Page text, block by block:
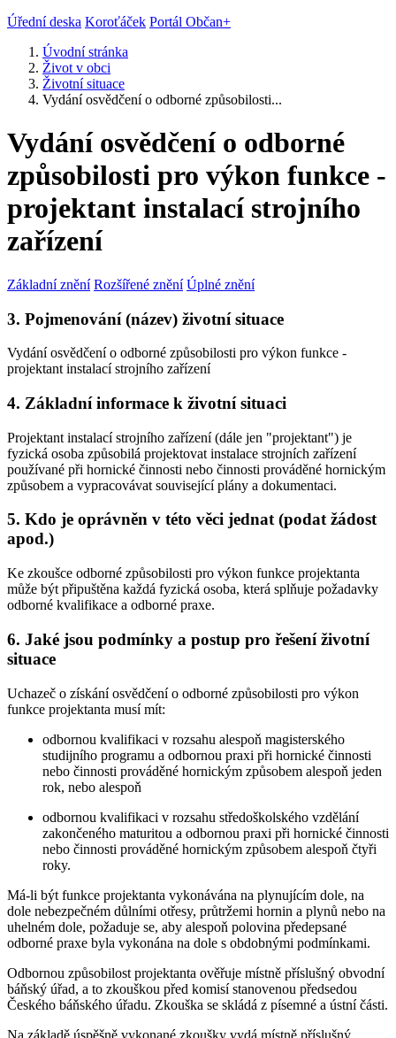
Úřední deska Koroťáček Portál Občan+
Úvodní stránka
Život v obci
Životní situace
Vydání osvědčení o odborné způsobilosti...
Vydání osvědčení o odborné
způsobilosti pro výkon funkce -
projektant instalací strojního
zařízení
Základní znění Rozšířené znění Úplné znění
3. Pojmenování (název) životní situace
Vydání osvědčení o odborné způsobilosti pro výkon funkce -
projektant instalací strojního zařízení
4. Základní informace k životní situaci
Projektant instalací strojního zařízení (dále jen "projektant") je
fyzická osoba způsobilá projektovat instalace strojních zařízení
používané při hornické činnosti nebo činnosti prováděné hornickým
způsobem a vypracovávat související plány a dokumentaci.
5. Kdo je oprávněn v této věci jednat (podat žádost
apod.)
Ke zkoušce odborné způsobilosti pro výkon funkce projektanta
může být připuštěna každá fyzická osoba, která splňuje požadavky
odborné kvalifikace a odborné praxe.
6. Jaké jsou podmínky a postup pro řešení životní
situace
Uchazeč o získání osvědčení o odborné způsobilosti pro výkon
funkce projektanta musí mít:
odbornou kvalifikaci v rozsahu alespoň magisterského
studijního programu a odbornou praxi při hornické činnosti
nebo činnosti prováděné hornickým způsobem alespoň jeden
rok, nebo alespoň
odbornou kvalifikaci v rozsahu středoškolského vzdělání
zakončeného maturitou a odbornou praxi při hornické činnosti
nebo činnosti prováděné hornickým způsobem alespoň čtyři
roky.
Má-li být funkce projektanta vykonávána na plynujícím dole, na
dole nebezpečném důlními otřesy, průtržemi hornin a plynů nebo na
uhelném dole, požaduje se, aby alespoň polovina předepsané
odborné praxe byla vykonána na dole s obdobnými podmínkami.
Odbornou způsobilost projektanta ověřuje místně příslušný obvodní
báňský úřad, a to zkouškou před komisí stanovenou předsedou
Českého báňského úřadu. Zkouška se skládá z písemné a ústní části.
Na základě úspěšně vykonané zkoušky vydá místně příslušný